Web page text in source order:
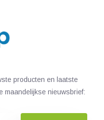
producten en laatste
maandelijkse nieuwsbrief: